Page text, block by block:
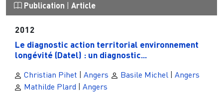
Publication Article
2012
Le diagnostic action territorial environnement
longévité (Datel) : un diagnostic...
Christian Pihet | Angers Basile Michel | Angers
Mathilde Plard | Angers